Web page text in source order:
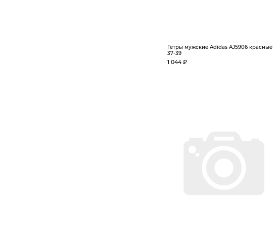
Гетры мужские Adidas AJ5906 красные
37-39
1 044 ₽